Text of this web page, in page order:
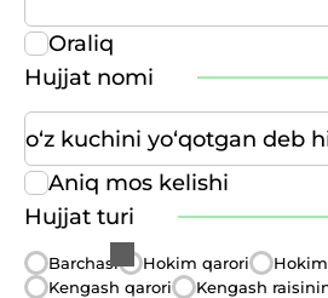
Oraliq
Hujjat nomi
Aniq mos kelishi
Hujjat turi
Barchasi Hokim qarori
Kengash qarori
Kengash